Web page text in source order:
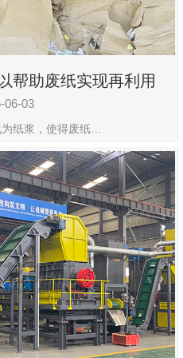
帮助废纸实现再利用
06-03
纸浆，使得废纸…